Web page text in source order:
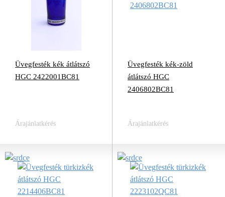
Üvegfesték kék átlátszó
HGC 2422001BC81
Árajánlatkérés
Üvegfesték kék-zöld
átlátszó HGC
2406802BC81
Árajánlatkérés